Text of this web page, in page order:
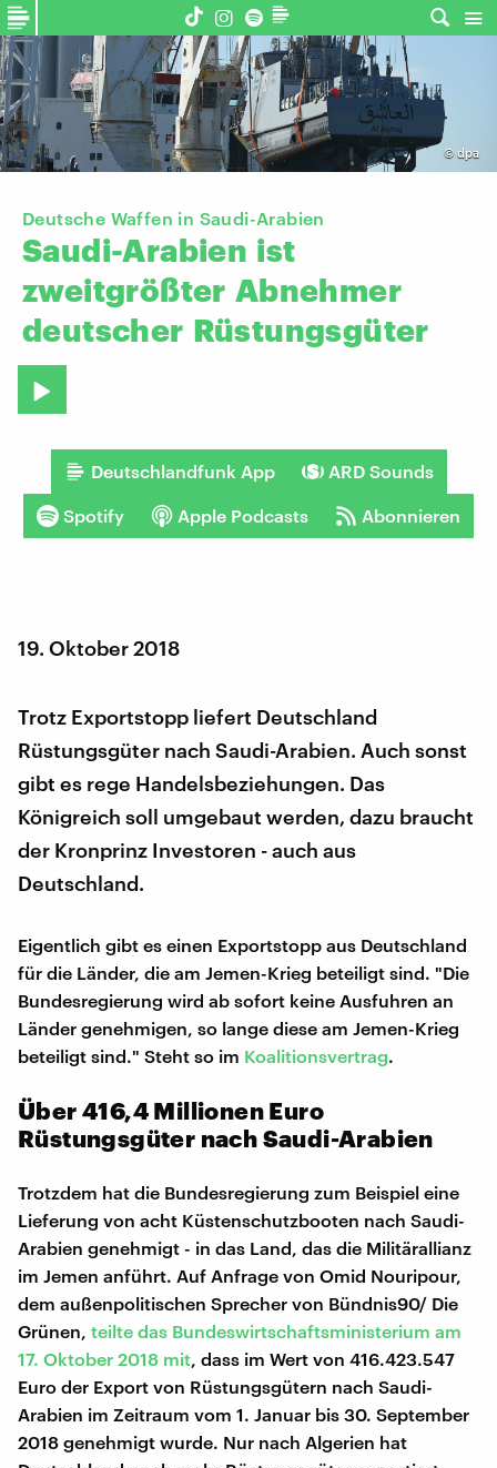
© dpa
Deutsche Waffen in Saudi-Arabien
Saudi-Arabien ist
zweitgrößter Abnehmer
deutscher Rüstungsgüter
Deutschlandfunk App ARD Sounds
Spotify Apple Podcasts Abonnieren
19. Oktober 2018
Trotz Exportstopp liefert Deutschland
Rüstungsgüter nach Saudi-Arabien. Auch sonst
gibt es rege Handelsbeziehungen. Das
Königreich soll umgebaut werden, dazu braucht
der Kronprinz Investoren - auch aus
Deutschland.
Eigentlich gibt es einen Exportstopp aus Deutschland
für die Länder, die am Jemen-Krieg beteiligt sind. "Die
Bundesregierung wird ab sofort keine Ausfuhren an
Länder genehmigen, so lange diese am Jemen-Krieg
beteiligt sind." Steht so im Koalitionsvertrag.
Über 416,4 Millionen Euro
Rüstungsgüter nach Saudi-Arabien
Trotzdem hat die Bundesregierung zum Beispiel eine
Lieferung von acht Küstenschutzbooten nach Saudi-
Arabien genehmigt - in das Land, das die Militärallianz
im Jemen anführt. Auf Anfrage von Omid Nouripour,
dem außenpolitischen Sprecher von Bündnis90/ Die
Grünen, teilte das Bundeswirtschaftsministerium am
17. Oktober 2018 mit , dass im Wert von 416.423.547
Euro der Export von Rüstungsgütern nach Saudi-
Arabien im Zeitraum vom 1. Januar bis 30. September
2018 genehmigt wurde. Nur nach Algerien hat